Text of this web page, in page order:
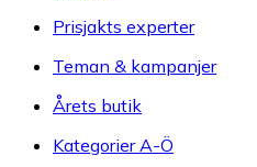
Prisjakts experter
Teman & kampanjer
Årets butik
Kategorier A-Ö